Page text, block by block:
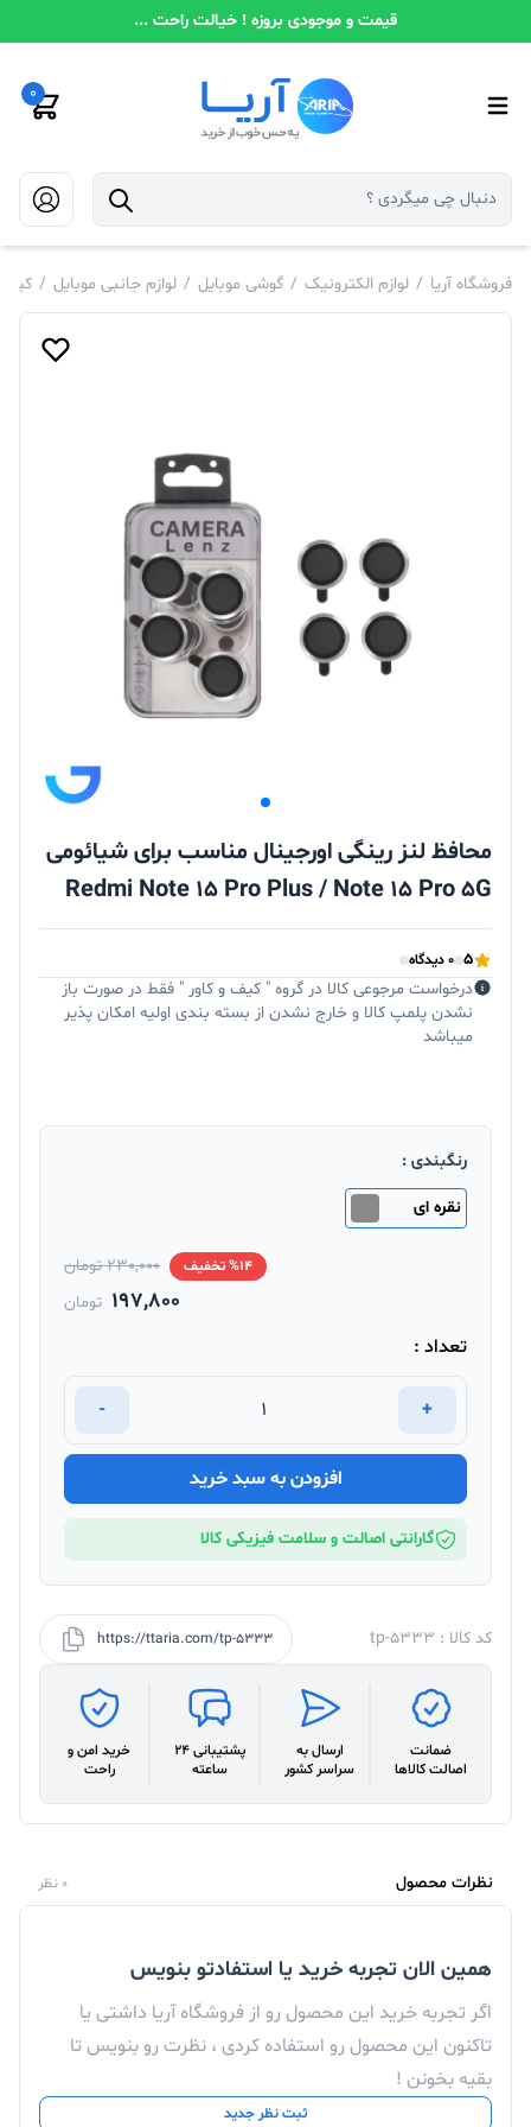
قیمت و موجودی بروزه ! خیالت راحت ...
0
فروشگاه آریا / لوازم الکترونیک / گوشی موبایل / لوازم جانبی موبایل / کیف
محافظ لنز رینگی اورجینال مناسب برای شیائومی
Redmi Note 15 Pro Plus / Note 15 Pro 5G
5 0 دیدگاه
درخواست مرجوعی کالا در گروه " کیف و کاور " فقط در صورت باز
نشدن پلمپ کالا و خارج نشدن از بسته بندی اولیه امکان پذیر
میباشد
رنگبندی :
نقره ای
%14 تخفیف 230,000 تومان
197,800 تومان
تعداد :
+
-
افزودن به سبد خرید
گارانتی اصالت و سلامت فیزیکی کالا
کد کالا : tp-5333 https://ttaria.com/tp-5333
ضمانت
اصالت کالاها
ارسال به
سراسر کشور
پشتیبانی 24
ساعته
خرید امن و
راحت
نظرات محصول 0 نظر
همین الان تجربه خرید یا استفادتو بنویس
اگر تجربه خرید این محصول رو از فروشگاه آریا داشتی یا
تاکنون این محصول رو استفاده کردی ، نظرت رو بنویس تا
بقیه بخونن !
ثبت نظر جدید